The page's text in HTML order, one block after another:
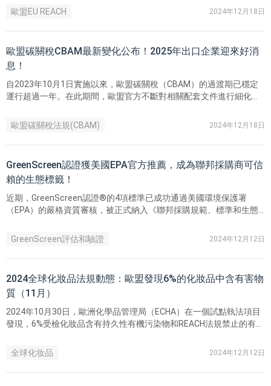
歐盟CLP法規（Regulation (EC) No 1272/2008）的最新變化。
歐盟EU REACH 2024年12月18日
歐盟碳關稅CBAM最新變化公布！2025年出口企業迎來好消
息！
自2023年10月1日實施以來，歐盟碳關稅（CBAM）的過渡期已穩定
運行超過一年。在此期間，歐盟官方不斷對相關配套文件進行細化與
這些進展標誌著CBAM正穩步邁向全面實施階段。
歐盟碳關稅法規(CBAM) 2024年12月18日
GreenScreen認證獲美國EPA官方推薦，成為聯邦採購商可信
賴的生態標籤！
近期，GreenScreen認證®的4項標準已成功通過美國環境保護署
（EPA）的嚴格資質審核，被正式納入《聯邦採購規範、標準和生態
GreenScreen評估和驗證
2024年12月12日
2024全球化妝品法規動態：歐盟發現6%的化妝品中含有害物
質（11月）
2024年10月30日，歐洲化學品管理局（ECHA）在一個試點執法項目
發現，6%受檢化妝品含有持久性有機污染物和REACH法規禁止的有害
全球化妆品
2024年12月12日